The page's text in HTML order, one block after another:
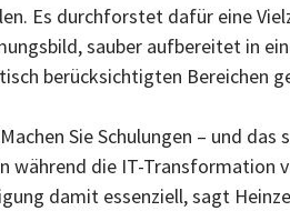
Es durchforstet dafür eine
sauber aufbereitet in
berücksichtigten Bereichen
Sie Schulungen – und das
während die IT-Transformation
damit essenziell, sagt